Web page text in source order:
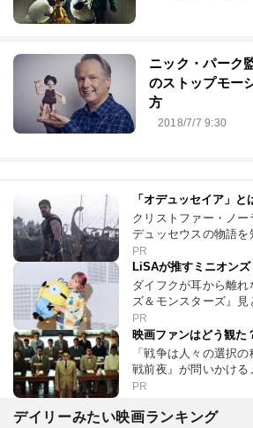
ニック・パーク
のストップモー
方
2018/7/7 9:30
「オデュッセイア」と
クリストファー・ノ
デュッセウスの物語を
PR
LiSAが推すミニオンズ
ダイフクが耳から離
ズ＆モンスターズ』見
PR
映画ファンはどう観た
「戦争は人々の選択
戦前夜』が問いかける
PR
デイリーみたい映画ランキング